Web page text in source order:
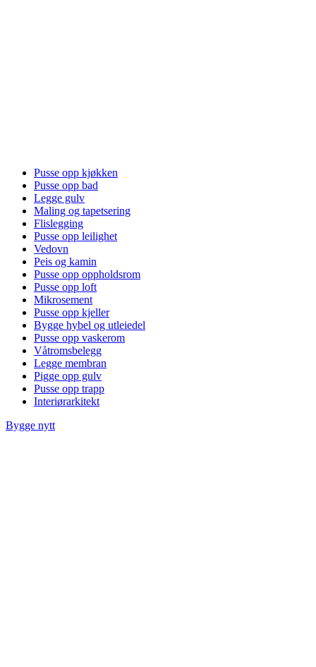
Pusse opp kjøkken
Pusse opp bad
Legge gulv
Maling og tapetsering
Flislegging
Pusse opp leilighet
Vedovn
Peis og kamin
Pusse opp oppholdsrom
Pusse opp loft
Mikrosement
Pusse opp kjeller
Bygge hybel og utleiedel
Pusse opp vaskerom
Våtromsbelegg
Legge membran
Pigge opp gulv
Pusse opp trapp
Interiørarkitekt
Bygge nytt